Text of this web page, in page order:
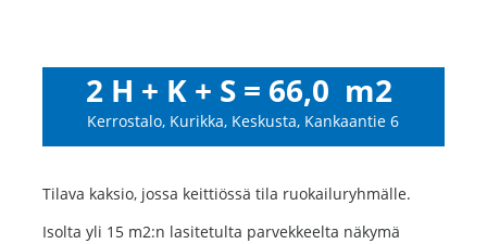
2 H + K + S = 66,0 m2
Kerrostalo, Kurikka, Keskusta, Kankaantie 6
Tilava kaksio, jossa keittiössä tila ruokailuryhmälle.
Isolta yli 15 m2:n lasitetulta parvekkeelta näkymä